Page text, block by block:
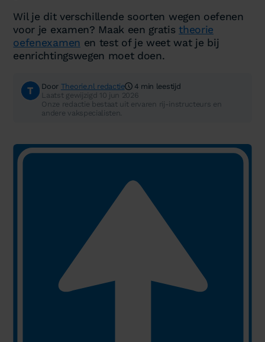
Wil je dit verschillende soorten wegen oefenen
voor je examen? Maak een gratistheorie
oefenexamen en test of je weet wat je bij
eenrichtingswegen moet doen.
Door Theorie.nl redactie
4 min leestijd
Laatst gewijzigd 10 jun 2026
Onze redactie bestaat uit ervaren rij-instructeurs en
andere vakspecialisten.